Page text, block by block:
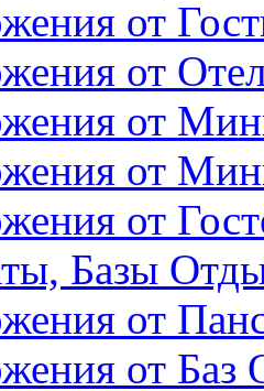
от
от
от
от
от
Базы
от
от Баз